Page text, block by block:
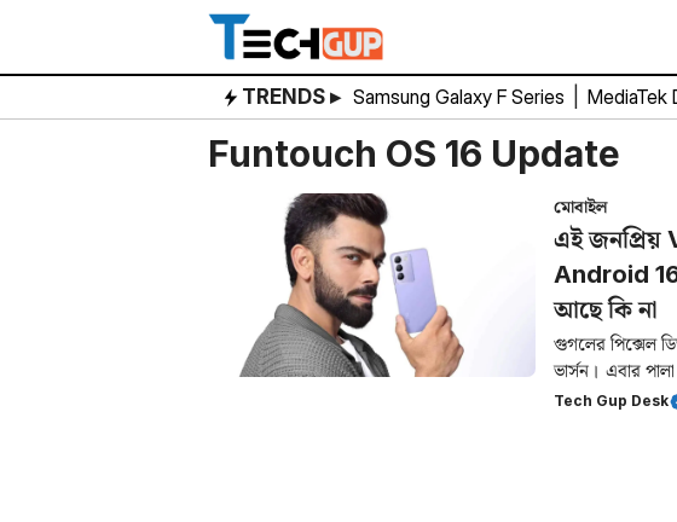
content
TRENDS ▸ Samsung Galaxy F Series
Funtouch OS 16 Update
মোবাইল
এই
Android
আছে কি না
গুগলের পিক্সেল
ভার্সন। এবার পালা
Tech Gup Desk